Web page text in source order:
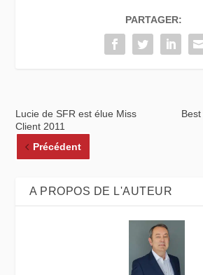
PARTAGER:
Lucie de SFR est élue Miss
Client 2011
Précédent
A PROPOS DE L'AUTEUR